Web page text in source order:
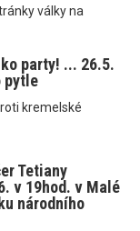
války na
party! ... 26.5.
pytle
kremelské
Tetiany
v 19hod. v Malé
národního